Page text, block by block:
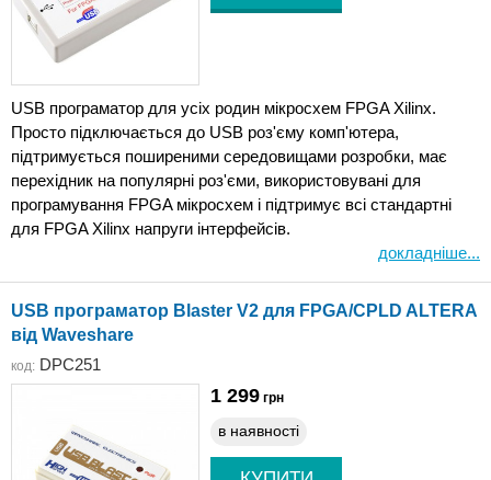
USB програматор для усіх родин мікросхем FPGA Xilinx.
Просто підключається до USB роз'єму комп'ютера,
підтримується поширеними середовищами розробки, має
перехідник на популярні роз'єми, використовувані для
програмування FPGA мікросхем і підтримує всі стандартні
для FPGA Xilinx напруги інтерфейсів.
докладніше...
USB програматор Blaster V2 для FPGA/CPLD ALTERA
від Waveshare
код: DPC251
1 299 грн
в наявності